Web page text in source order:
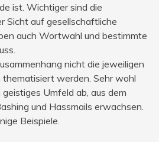
ist. Wichtiger sind die
Sicht auf gesellschaftliche
auch Wortwahl und bestimmte
nicht die jeweiligen
werden. Sehr wohl
Umfeld ab, aus dem
und Hassmails erwachsen.
Beispiele.